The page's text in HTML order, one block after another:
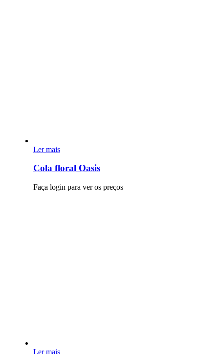
Ler mais
Cola floral Oasis
Faça login para ver os preços
Ler mais